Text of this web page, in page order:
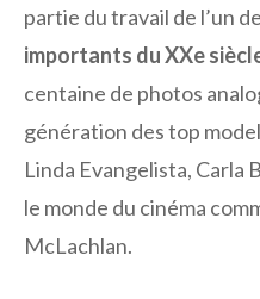
partie du travail de l’un
importants du XXe
centaine de photos
génération des top
Linda Evangelista, Carla
le monde du cinéma
McLachlan.